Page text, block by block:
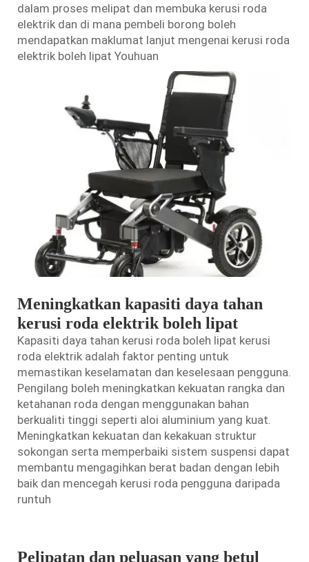
dalam proses melipat dan membuka kerusi roda
elektrik dan di mana pembeli borong boleh
mendapatkan maklumat lanjut mengenai kerusi roda
elektrik boleh lipat Youhuan
Meningkatkan kapasiti daya tahan
kerusi roda elektrik boleh lipat
Kapasiti daya tahan kerusi roda boleh lipat kerusi
roda elektrik adalah faktor penting untuk
memastikan keselamatan dan keselesaan pengguna.
Pengilang boleh meningkatkan kekuatan rangka dan
ketahanan roda dengan menggunakan bahan
berkualiti tinggi seperti aloi aluminium yang kuat.
Meningkatkan kekuatan dan kekakuan struktur
sokongan serta memperbaiki sistem suspensi dapat
membantu mengagihkan berat badan dengan lebih
baik dan mencegah kerusi roda pengguna daripada
runtuh
Pelipatan dan peluasan yang betul